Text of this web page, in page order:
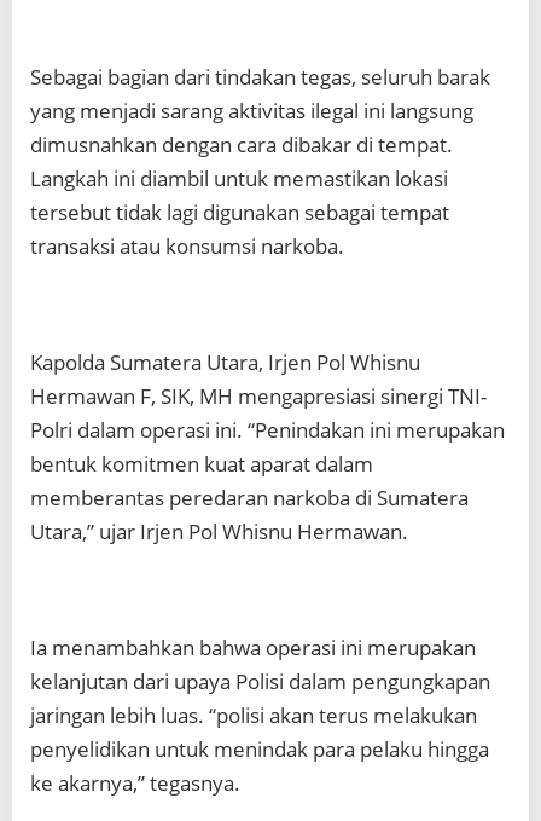
Sebagai bagian dari tindakan tegas, seluruh barak
yang menjadi sarang aktivitas ilegal ini langsung
dimusnahkan dengan cara dibakar di tempat.
Langkah ini diambil untuk memastikan lokasi
tersebut tidak lagi digunakan sebagai tempat
transaksi atau konsumsi narkoba.
Kapolda Sumatera Utara, Irjen Pol Whisnu
Hermawan F, SIK, MH mengapresiasi sinergi TNI-
Polri dalam operasi ini. “Penindakan ini merupakan
bentuk komitmen kuat aparat dalam
memberantas peredaran narkoba di Sumatera
Utara,” ujar Irjen Pol Whisnu Hermawan.
Ia menambahkan bahwa operasi ini merupakan
kelanjutan dari upaya Polisi dalam pengungkapan
jaringan lebih luas. “polisi akan terus melakukan
penyelidikan untuk menindak para pelaku hingga
ke akarnya,” tegasnya.